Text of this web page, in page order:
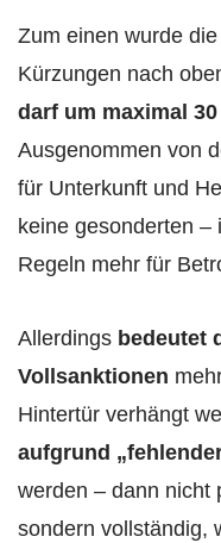
Zum einen wurde
Kürzungen nach
darf um maximal
Ausgenommen von
für Unterkunft und
keine gesonderten
Regeln mehr für
Allerdings bedeutet
Vollsanktionen
Hintertür verhängt
aufgrund
werden – dann nicht
sondern vollständig,